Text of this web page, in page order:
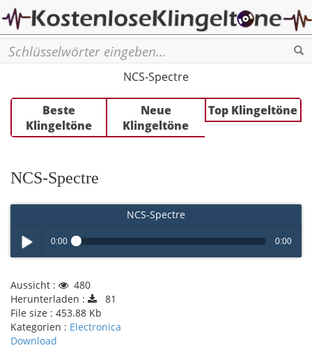
NCS-Spectre
Beste
Klingeltöne
Neue
Klingeltöne
Top Klingeltöne
NCS-Spectre
NCS-Spectre
Play /
0:00 0:00
Aussicht :
480
Herunterladen :
81
File size : 453.88 Kb
Kategorien : Electronica
Download